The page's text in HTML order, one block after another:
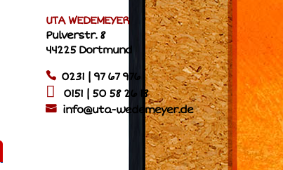
UTA WEDEMEYER
Pulverstr. 8
44225 Dortmund
0231 | 97 67 976
0151 | 50 58 26 18
info@uta-wedemeyer.de